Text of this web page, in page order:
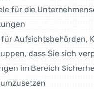
für die
Aufsichtsbehörden,
dass Sie sich
im Bereich